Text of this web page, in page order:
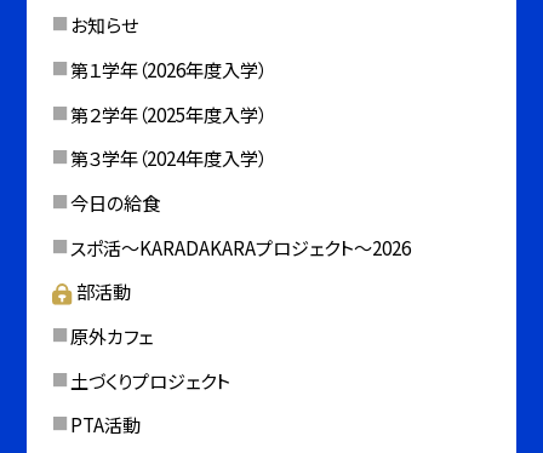
お知らせ
第１学年（2026年度入学）
第２学年（2025年度入学）
第３学年（2024年度入学）
今日の給食
スポ活～KARADAKARAプロジェクト～2026
部活動
原外カフェ
土づくりプロジェクト
PTA活動